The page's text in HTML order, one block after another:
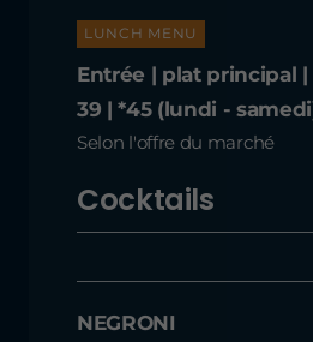
LUNCH MENU
Entrée | plat principal |
39 | *45 (lundi -
Selon l'offre du marché
Cocktails
NEGRONI